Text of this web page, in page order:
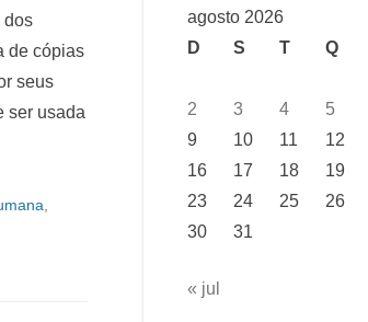
dos
de cópias
seus
ser usada
agosto 2026
D
S T Q
2
3 4 5
9
10 11 12
16
17 18 19
23
24 25 26
30
31
« jul